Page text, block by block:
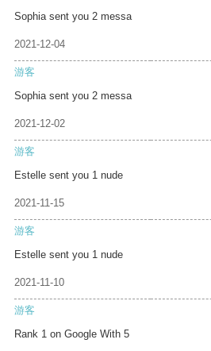
Sophia sent you 2 messa
2021-12-04
游客
Sophia sent you 2 messa
2021-12-02
游客
Estelle sent you 1 nude
2021-11-15
游客
Estelle sent you 1 nude
2021-11-10
游客
Rank 1 on Google With 5